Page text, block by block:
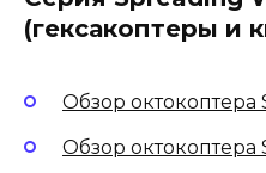
(гексакоптеры и
Обзор октокоптера
Обзор октокоптера